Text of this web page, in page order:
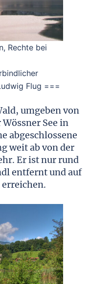
Rechte bei
Flug ===
umgeben von
See in
abgeschlossene
weit ab von der
Er ist nur rund
entfernt und auf